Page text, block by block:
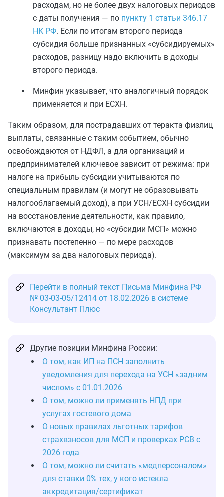
расходам, но не более двух налоговых периодов
с даты получения — по пункту 1 статьи 346.17
НК РФ. Если по итогам второго периода
субсидия больше признанных «субсидируемых»
расходов, разницу надо включить в доходы
второго периода.
Минфин указывает, что аналогичный порядок
применяется и при ЕСХН.
Таким образом, для пострадавших от теракта физлиц
выплаты, связанные с таким событием, обычно
освобождаются от НДФЛ, а для организаций и
предпринимателей ключевое зависит от режима: при
налоге на прибыль субсидии учитываются по
специальным правилам (и могут не образовывать
налогооблагаемый доход), а при УСН/ЕСХН субсидии
на восстановление деятельности, как правило,
включаются в доходы, но «субсидии МСП» можно
признавать постепенно — по мере расходов
(максимум за два налоговых периода).
Перейти в полный текст Письма Минфина РФ
№ 03-03-05/12414 от 18.02.2026 в системе
Консультант Плюс
Другие позиции Минфина России:
О том, как ИП на ПСН заполнить
уведомления для перехода на УСН «задним
числом» с 01.01.2026
О том, можно ли применять НПД при
услугах гостевого дома
О новых правилах льготных тарифов
страхвзносов для МСП и проверках РСВ с
2026 года
О том, можно ли считать «медперсоналом»
для ставки 0% тех, у кого истекла
аккредитация/сертификат